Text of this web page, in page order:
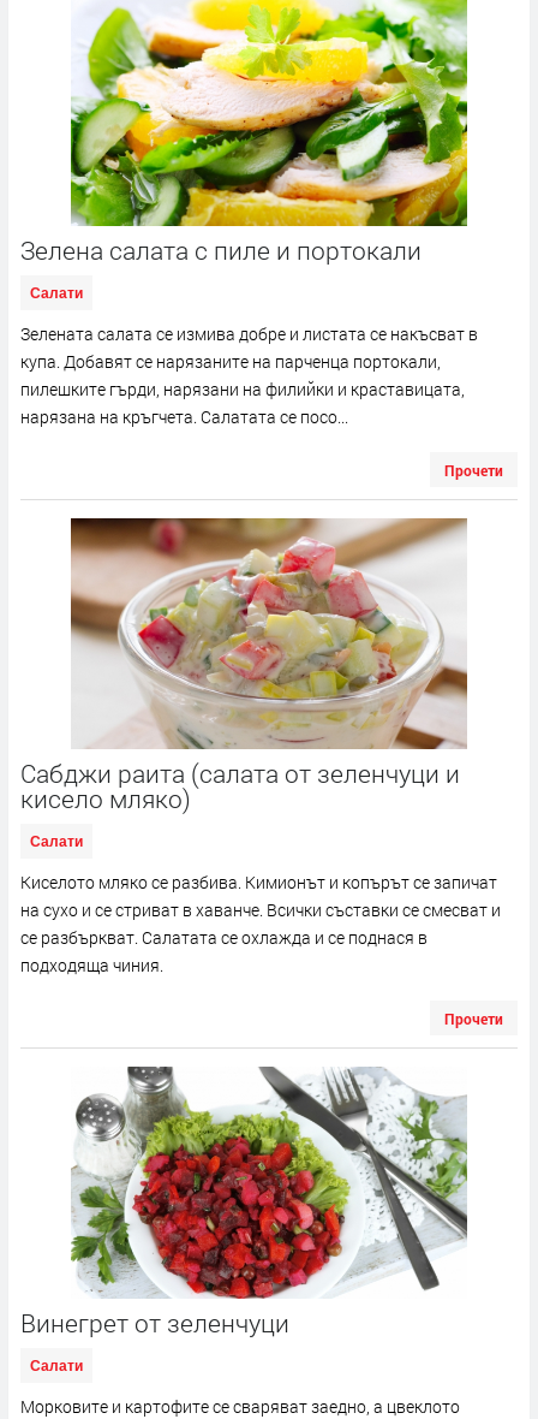
Зелена салата с пиле и портокали
Салати
Зелената салата се измива добре и листата се накъсват в
купа. Добавят се нарязаните на парченца портокали,
пилешките гърди, нарязани на филийки и краставицата,
нарязана на кръгчета. Салатата се посо...
Прочети
Сабджи раита (салата от зеленчуци и
кисело мляко)
Салати
Киселото мляко се разбива. Кимионът и копърът се запичат
на сухо и се стриват в хаванче. Всички съставки се смесват и
се разбъркват. Салатата се охлажда и се поднася в
подходяща чиния.
Прочети
Винегрет от зеленчуци
Салати
Морковите и картофите се сваряват заедно, а цвеклото